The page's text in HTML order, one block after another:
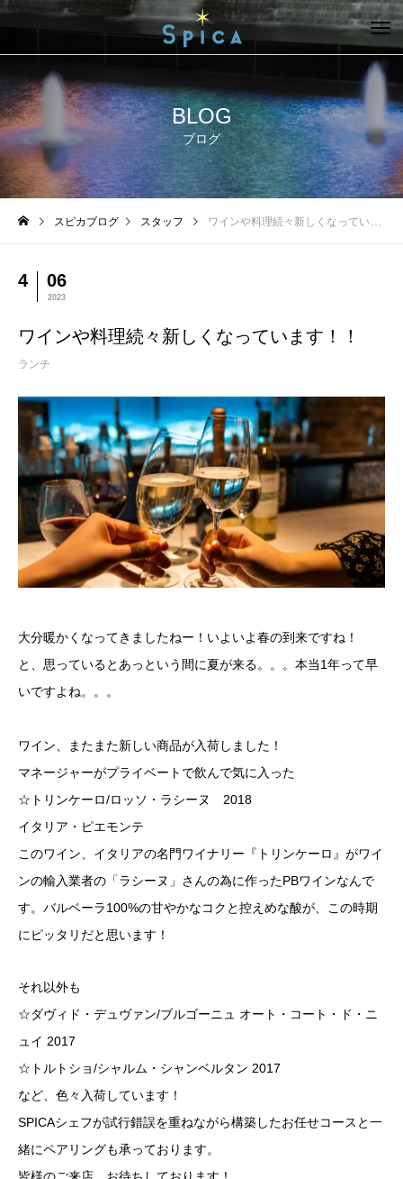
BLOG
ブログ
スピカブログ スタッフ ワインや料理続々新しくなっています！！
4 06
2023
ワインや料理続々新しくなっています！！
ランチ
大分暖かくなってきましたねー！いよいよ春の到来ですね！
と、思っているとあっという間に夏が来る。。。本当1年って早
いですよね。。。
ワイン、またまた新しい商品が入荷しました！
マネージャーがプライベートで飲んで気に入った
☆トリンケーロ/ロッソ・ラシーヌ 2018
イタリア・ピエモンテ
このワイン、イタリアの名門ワイナリー『トリンケーロ』がワイ
ンの輸入業者の「ラシーヌ」さんの為に作ったPBワインなんで
す。バルベーラ100%の甘やかなコクと控えめな酸が、この時期
にピッタリだと思います！
それ以外も
☆ダヴィド・デュヴァン/ブルゴーニュ オート・コート・ド・ニ
ュイ 2017
☆トルトショ/シャルム・シャンベルタン 2017
など、色々入荷しています！
SPICAシェフが試行錯誤を重ねながら構築したお任せコースと一
緒にペアリングも承っております。